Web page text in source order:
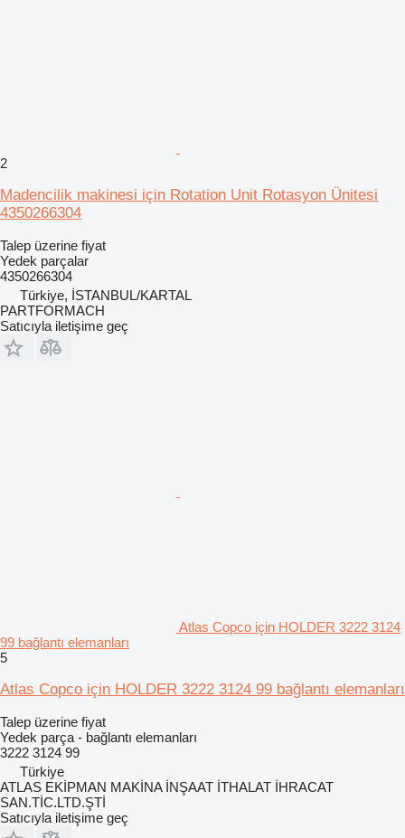
2
Madencilik makinesi için Rotation Unit Rotasyon Ünitesi
4350266304
Talep üzerine fiyat
Yedek parçalar
4350266304
Türkiye, İSTANBUL/KARTAL
PARTFORMACH
Satıcıyla iletişime geç
Atlas Copco için HOLDER 3222 3124
99 bağlantı elemanları
5
Atlas Copco için HOLDER 3222 3124 99 bağlantı elemanları
Talep üzerine fiyat
Yedek parça - bağlantı elemanları
3222 3124 99
Türkiye
ATLAS EKİPMAN MAKİNA İNŞAAT İTHALAT İHRACAT
SAN.TİC.LTD.ŞTİ
Satıcıyla iletişime geç